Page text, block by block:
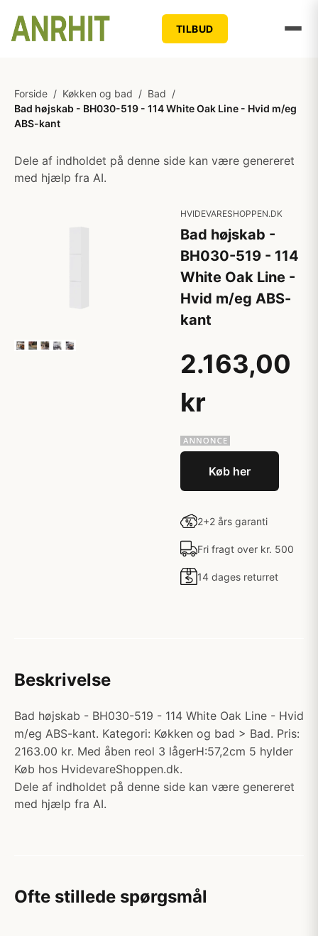
TILBUD
Forside / Køkken og bad / Bad /
Bad højskab - BH030-519 - 114 White Oak Line - Hvid m/eg
ABS-kant
Dele af indholdet på denne side kan være genereret
med hjælp fra AI.
HVIDEVARESHOPPEN.DK
Bad højskab -
BH030-519 - 114
White Oak Line -
Hvid m/eg ABS-
kant
2.163,00
kr
Køb her
2+2 års garanti
Fri fragt over kr. 500
14 dages returret
Beskrivelse
Bad højskab - BH030-519 - 114 White Oak Line - Hvid
m/eg ABS-kant. Kategori: Køkken og bad > Bad. Pris:
2163.00 kr. Med åben reol 3 lågerH:57,2cm 5 hylder
Køb hos HvidevareShoppen.dk.
Dele af indholdet på denne side kan være genereret
med hjælp fra AI.
Ofte stillede spørgsmål